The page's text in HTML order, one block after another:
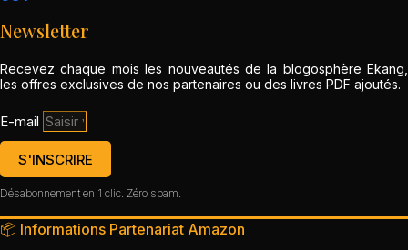
Newsletter
Recevez chaque mois les nouveautés de la blogosphère Ekang,
les offres exclusives de nos partenaires ou des livres PDF ajoutés.
E-mail
S'INSCRIRE
Désabonnement en 1 clic. Zéro spam.
📦 Informations Partenariat Amazon